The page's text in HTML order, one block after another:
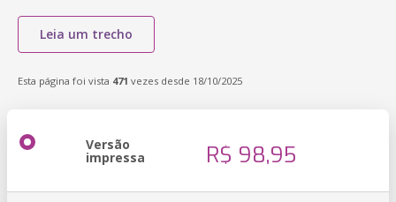
Leia um trecho
Esta página foi vista 471 vezes desde 18/10/2025
Versão
impressa R$ 98,95